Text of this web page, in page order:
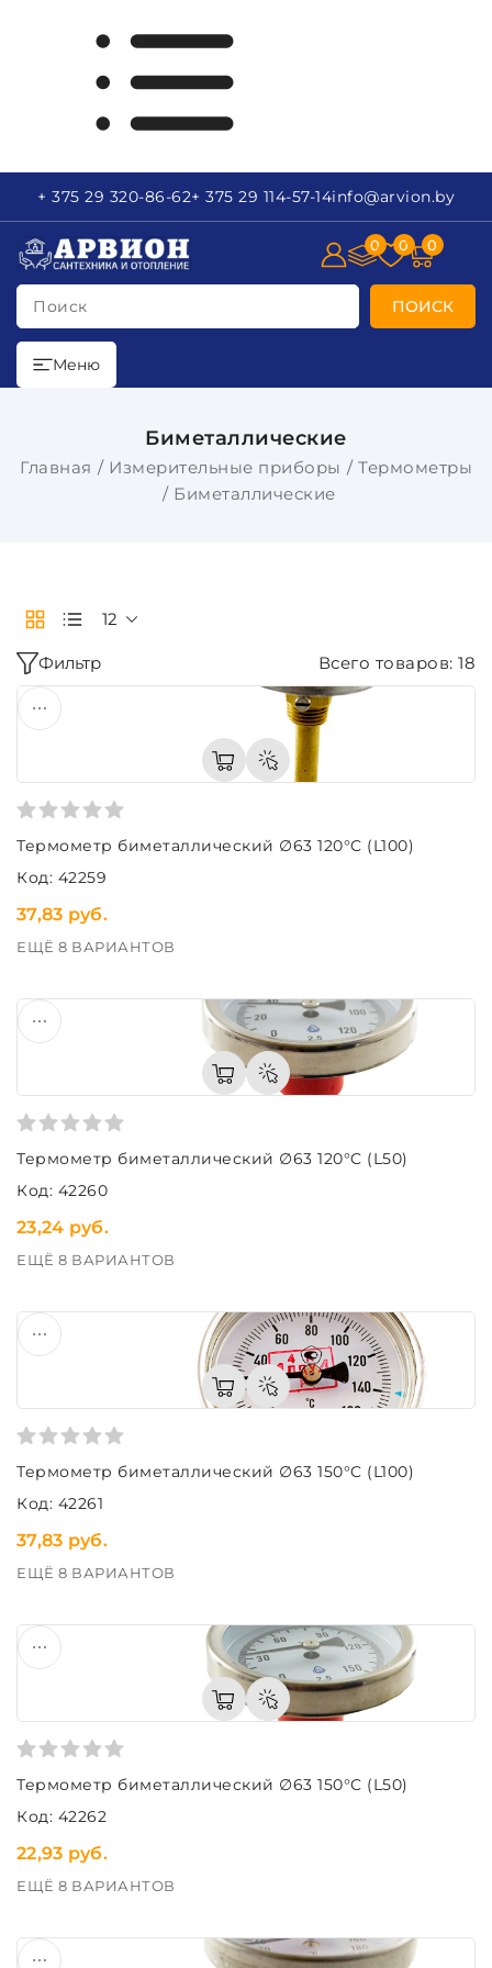
+ 375 29 320-86-62+ 375 29 114-57-14info@arvion.by
Поиск ПОИСК
0 0 0
Меню
Биметаллические
Главная Измерительные приборы
Термометры
Биметаллические
Фильтр Всего товаров: 18
12
Термометр биметаллический ∅63 120°C (L100)
Код: 42259
37,83 руб.
ЕЩЁ 8 ВАРИАНТОВ
Термометр биметаллический ∅63 120°C (L50)
Код: 42260
23,24 руб.
ЕЩЁ 8 ВАРИАНТОВ
Термометр биметаллический ∅63 150°C (L100)
Код: 42261
37,83 руб.
ЕЩЁ 8 ВАРИАНТОВ
Термометр биметаллический ∅63 150°C (L50)
Код: 42262
22,93 руб.
ЕЩЁ 8 ВАРИАНТОВ